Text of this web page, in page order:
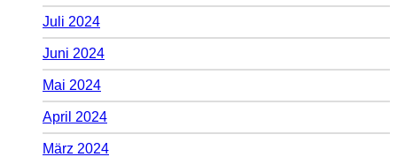
Juli 2024
Juni 2024
Mai 2024
April 2024
März 2024